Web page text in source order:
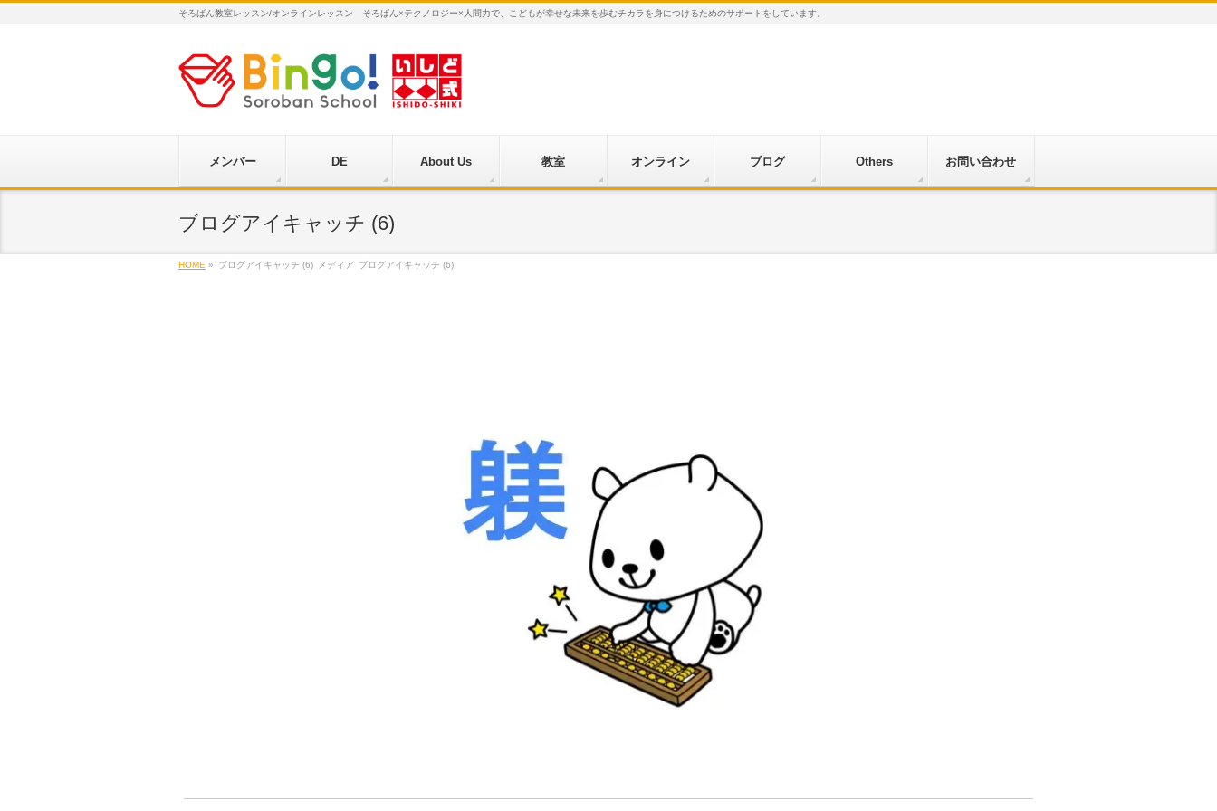
そろばん教室レッスン/オンラインレッスン そろばん×テクノロジー×人間力で、こどもが幸せな未来を歩むチカラを身につけるためのサポートをしています。
メンバー DE About Us 教室 オンライン ブログ Others お問い合わせ
ブログアイキャッチ (6)
HOME » ブログアイキャッチ (6) メディア ブログアイキャッチ (6)